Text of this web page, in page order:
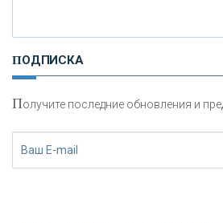
И
сохранения и увеличения
ПОДПИСКА
Получите последние обновления и